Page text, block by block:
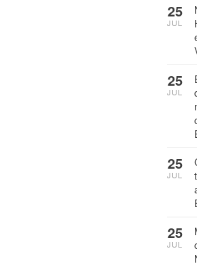
25
JUL
25
JUL
25
JUL
25
JUL